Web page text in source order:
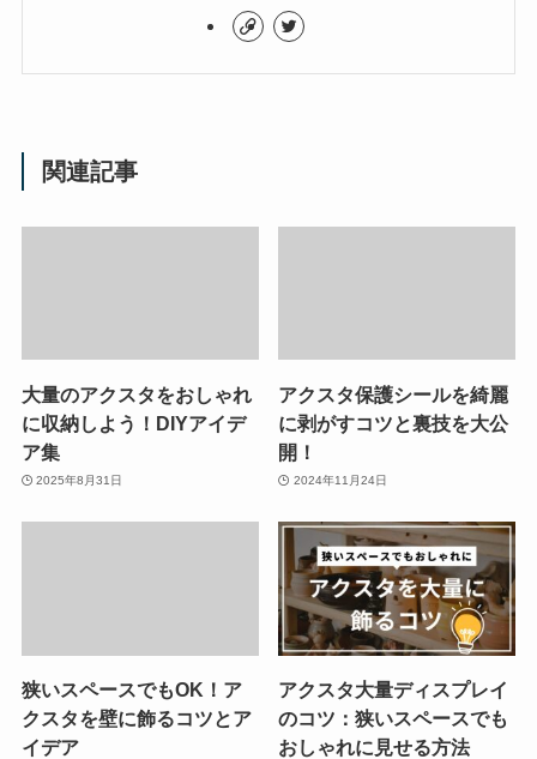
関連記事
大量のアクスタをおしゃれ
に収納しよう！DIYアイデ
ア集
2025年8月31日
アクスタ保護シールを綺麗
に剥がすコツと裏技を大公
開！
2024年11月24日
狭いスペースでもOK！ア
クスタを壁に飾るコツとア
イデア
アクスタ大量ディスプレイ
のコツ：狭いスペースでも
おしゃれに見せる方法